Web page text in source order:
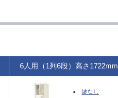
6人用（1列6段）高さ1722mm
鍵なし